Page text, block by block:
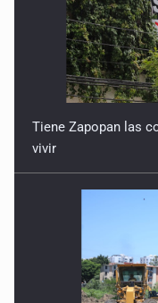
Tiene Zapopan las
vivir